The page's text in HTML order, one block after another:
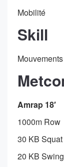
Mobilité
Skill
Amrap 18′
1000m Row
30 KB
20 KB